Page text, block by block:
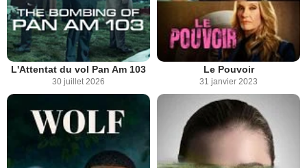
L'Attentat du vol Pan Am 103
30 juillet 2026
Le Pouvoir
31 janvier 2023